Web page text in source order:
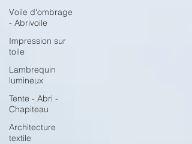
Voile d'ombrage
- Abrivoile
Impression sur
toile
Lambrequin
lumineux
Tente - Abri -
Chapiteau
Architecture
textile